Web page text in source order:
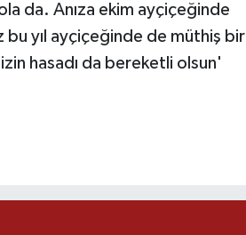
da. Anıza ekim ayçiçeğinde
yıl ayçiçeğinde de müthiş bir
hasadı da bereketli olsun'